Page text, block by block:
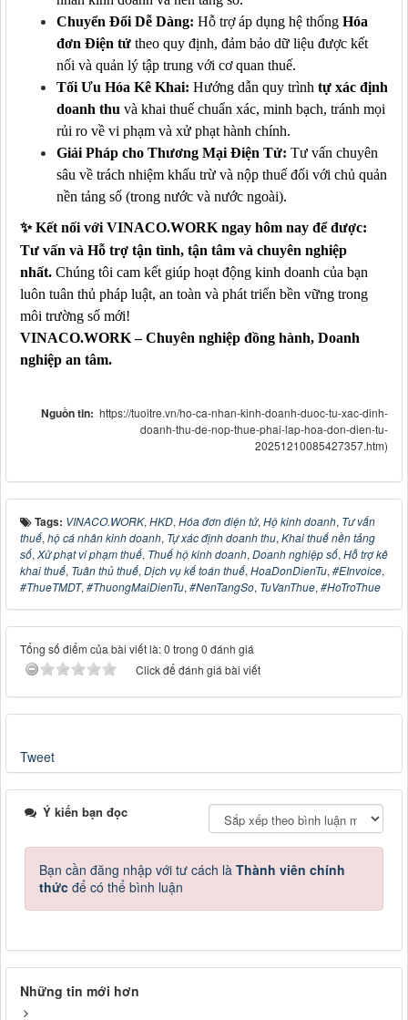
Chuyển Đổi Dễ Dàng: Hỗ trợ áp dụng hệ thống Hóa
đơn Điện tử theo quy định, đảm bảo dữ liệu được kết
nối và quản lý tập trung với cơ quan thuế.
Tối Ưu Hóa Kê Khai: Hướng dẫn quy trình tự xác định
doanh thu và khai thuế chuẩn xác, minh bạch, tránh mọi
rủi ro về vi phạm và xử phạt hành chính.
Giải Pháp cho Thương Mại Điện Tử: Tư vấn chuyên
sâu về trách nhiệm khấu trừ và nộp thuế đối với chủ quản
nền tảng số (trong nước và nước ngoài).
✨Kết nối với VINACO.WORK ngay hôm nay để được:
Tư vấn và Hỗ trợ tận tình, tận tâm và chuyên nghiệp
nhất. Chúng tôi cam kết giúp hoạt động kinh doanh của bạn
luôn tuân thủ pháp luật, an toàn và phát triển bền vững trong
môi trường số mới!
VINACO.WORK – Chuyên nghiệp đồng hành, Doanh
nghiệp an tâm.
Nguồn tin: https://tuoitre.vn/ho-ca-nhan-kinh-doanh-duoc-tu-xac-dinh-
doanh-thu-de-nop-thue-phai-lap-hoa-don-dien-tu-
20251210085427357.htm)
Tags: VINACO.WORK, HKD, Hóa đơn điện tử, Hộ kinh doanh, Tư vấn
thuế, hộ cá nhân kinh doanh, Tự xác định doanh thu, Khai thuế nền tảng
số, Xử phạt vi phạm thuế, Thuế hộ kinh doanh, Doanh nghiệp số, Hỗ trợ kê
khai thuế, Tuân thủ thuế, Dịch vụ kế toán thuế, HoaDonDienTu, #EInvoice,
#ThueTMDT, #ThuongMaiDienTu, #NenTangSo, TuVanThue, #HoTroThue
Tổng số điểm của bài viết là: 0 trong 0 đánh giá
Click để đánh giá bài viết
Tweet
Ý kiến bạn đọc
Bạn cần đăng nhập với tư cách là Thành viên chính
thức để có thể bình luận
Những tin mới hơn